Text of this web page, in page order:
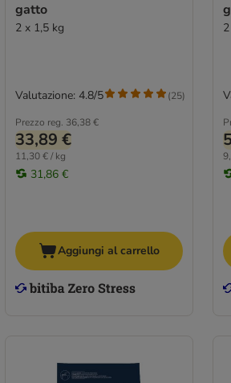
gatto
2 x 1,5 kg
Prezzo reg. 36,38 €
33,89 €
11,30 € / kg
31,86 €
Valutazione: 4.8/5 (25)
Aggiungi al carrello